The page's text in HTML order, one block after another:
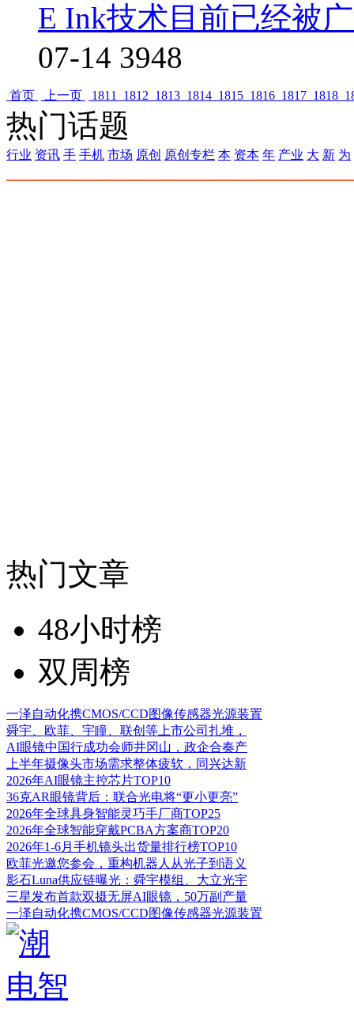
E Ink技术目前已经被
07-14 3948
首页 上一页 1811 1812 1813 1814 1815 1816 1817 1818
热门话题
行业 资讯 手 手机 市场 原创 原创专栏 本 资本 年 产业 大 新 为
热门文章
48小时榜
双周榜
一泽自动化携CMOS/CCD图像传感器光源装置
舜宇、欧菲、宇瞳、联创等上市公司扎堆，
AI眼镜中国行成功会师井冈山，政企合奏产
上半年摄像头市场需求整体疲软，同兴达新
2026年AI眼镜主控芯片TOP10
36克AR眼镜背后：联合光电将“更小更亮”
2026年全球具身智能灵巧手厂商TOP25
2026年全球智能穿戴PCBA方案商TOP20
2026年1-6月手机镜头出货量排行榜TOP10
欧菲光邀您参会，重构机器人从光子到语义
影石Luna供应链曝光：舜宇模组、大立光宇
三星发布首款双摄无屏AI眼镜，50万副产量
一泽自动化携CMOS/CCD图像传感器光源装置